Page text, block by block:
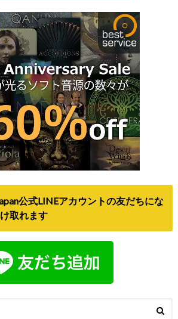
公式LINEアカウントの友だちにな
取れます